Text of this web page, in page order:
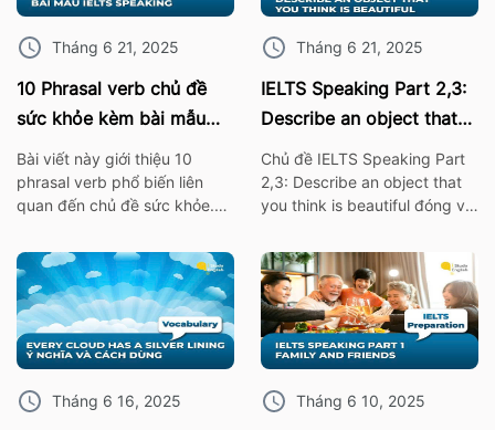
Tháng 6 21, 2025
10 Phrasal verb chủ đề
sức khỏe kèm bài mẫu
IELTS Speaking
Bài viết này giới thiệu 10
phrasal verb phổ biến liên
quan đến chủ đề sức khỏe.
giúp bạn mở rộng vốn từ
vựng mà còn rất hữu ích khi
áp dụng trong bài thi nói
IELTS Speaking. I. 10 Phrasal
verb chủ đề sức khỏe Burn
out – […]
Tháng 6 21, 2025
IELTS Speaking Part 2,3:
Describe an object that
you think is beautiful
Chủ đề IELTS Speaking Part
2,3: Describe an object that
you think is beautiful đóng vai
IELTS. Vì thế hãy cùng ISE tìm
hiểu các từ vựng thông dụng
nhất, cùng với bài mẫu về chủ
đề này nhé! 1. Bài mẫu IELTS
Speaking Part 2: Describe an
object […]
Tháng 6 16, 2025
Tháng 6 10, 2025